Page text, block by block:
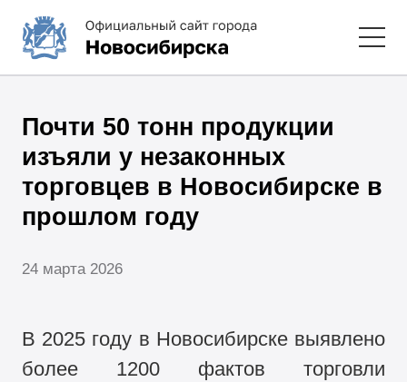
Почти 50 тонн продукции
изъяли у незаконных
торговцев в Новосибирске в
прошлом году
24 марта 2026
В 2025 году в Новосибирске выявлено
более 1200 фактов торговли